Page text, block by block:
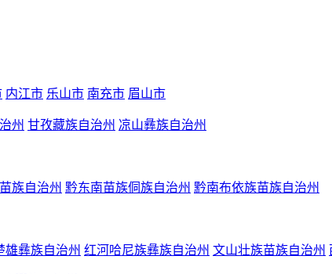
内江市 乐山市 南充市 眉山市
州 甘孜藏族自治州 凉山彝族自治州
族自治州 黔东南苗族侗族自治州 黔南布依族苗族自治州
雄彝族自治州 红河哈尼族彝族自治州 文山壮族苗族自治州